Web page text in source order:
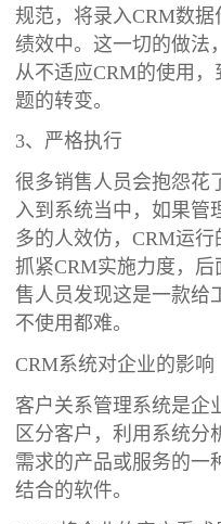
规范，将录入CRM数
绩效中。这一切的做法
从不适应CRM的使用
题的转变。
3、严格执行
很多销售人员会抱怨花
入到系统当中，如果管
多的人效仿，CRM运
抓紧CRM实施力度，
售人员发现这是一款给
不使用都难。
CRM系统对企业的影响
客户关系管理系统是企
区分客户，利用系统分
需求的产品或服务的一
结合的软件。